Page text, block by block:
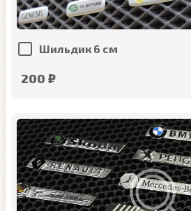
Шильдик 6 см
200 ₽